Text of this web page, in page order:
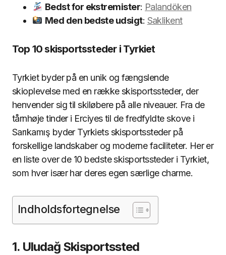
Bedst for ekstremister: Palandöken
Med den bedste udsigt: Saklikent
Top 10 skisportssteder i Tyrkiet
Tyrkiet byder på en unik og fængslende
skioplevelse med en række skisportssteder, der
henvender sig til skiløbere på alle niveauer. Fra de
tårnhøje tinder i Erciyes til de fredfyldte skove i
Sarıkamış byder Tyrkiets skisportssteder på
forskellige landskaber og moderne faciliteter. Her er
en liste over de 10 bedste skisportssteder i Tyrkiet,
som hver især har deres egen særlige charme.
Indholdsfortegnelse
1. Uludağ Skisportssted